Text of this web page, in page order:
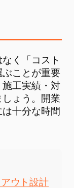
く「コスト
ことが重要
工実績・対
ょう。開業
十分な時間
ウト設計